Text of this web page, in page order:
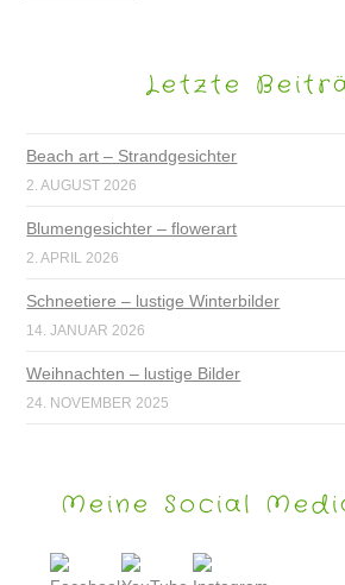
Letzte
Beach art – Strandgesichter
2. AUGUST 2026
Blumengesichter – flowerart
2. APRIL 2026
Schneetiere – lustige Winterbilder
14. JANUAR 2026
Weihnachten – lustige Bilder
24. NOVEMBER 2025
Meine Social